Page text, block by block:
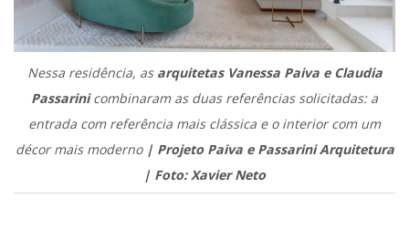
Nessa residência, as arquitetas Vanessa Paiva e Claudia
Passarinicombinaram as duas referências solicitadas: a
entrada com referência mais clássica e o interior com um
décor mais moderno | Projeto Paiva e Passarini Arquitetura
| Foto: Xavier Neto